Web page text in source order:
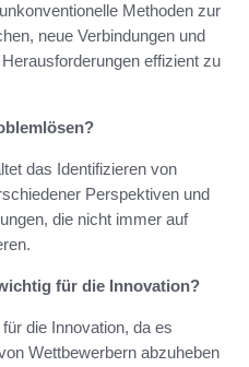
Methoden zur
neue Verbindungen und
effizient zu
das Identifizieren von
Perspektiven und
die nicht immer auf
für die Innovation?
die Innovation, da es
Wettbewerbern abzuheben